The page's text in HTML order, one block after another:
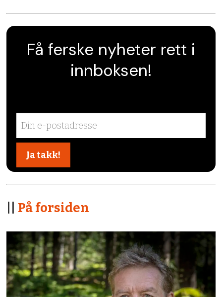
Få ferske nyheter rett i
innboksen!
På forsiden